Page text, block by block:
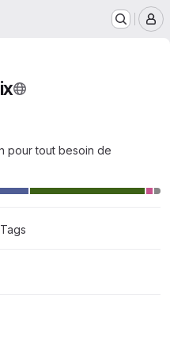
pour tout besoin de
Tags